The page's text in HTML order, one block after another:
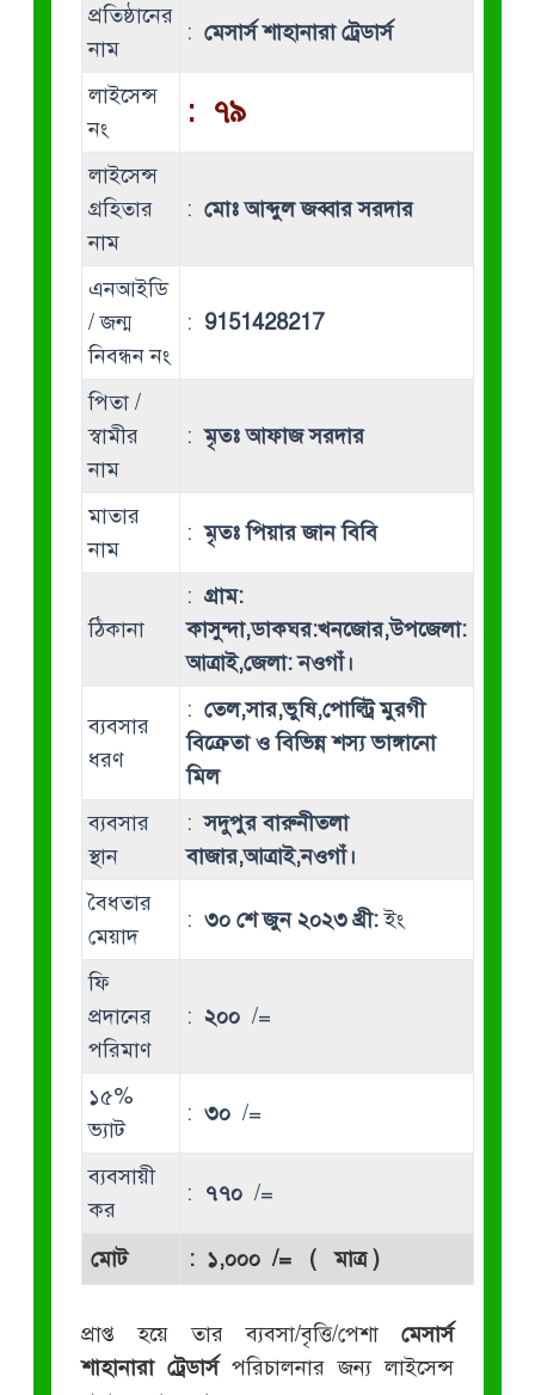
প্রতিষ্ঠানের
নাম
: মেসার্স শাহানারা ট্রেডার্স
লাইসেন্স
নং
: ৭৯
লাইসেন্স
গ্রহিতার
নাম
: মোঃ আব্দুল জব্বার সরদার
এনআইডি
/ জন্ম
নিবন্ধন নং
: 9151428217
পিতা /
স্বামীর
নাম
:মৃতঃ আফাজ সরদার
মাতার
নাম
:মৃতঃ পিয়ার জান বিবি
ঠিকানা
: গ্রাম:
কাসুন্দা,ডাকঘর:খনজোর,উপজেলা:
আত্রাই,জেলা: নওগাঁ।
ব্যবসার
ধরণ
: তেল,সার,ভুষি,পোল্ট্রি মুরগী
বিক্রেতা ও বিভিন্ন শস্য ভাঙ্গানো
মিল
ব্যবসার
স্থান
:সদুপুর বারুনীতলা
বাজার,আত্রাই,নওগাঁ।
বৈধতার
মেয়াদ
: ৩০ শে জুন ২০২৩ খ্রী:ইং
ফি
প্রদানের
পরিমাণ
: ২০০/=
১৫%
ভ্যাট
: ৩০/=
ব্যবসায়ী
কর
: ৭৭০/=
মোট : ১,০০০/= ( মাত্র )
প্রাপ্ত হয়ে তার ব্যবসা/বৃত্তি/পেশামেসার্স
শাহানারা ট্রেডার্স পরিচালনার জন্য লাইসেন্স